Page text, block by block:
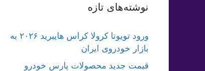
نوشته‌های تازه
ورود تویوتا کرولا کراس هایبرید ۲۰۲۶ به
بازار خودروی ایران
قیمت جدید محصولات پارس خودرو